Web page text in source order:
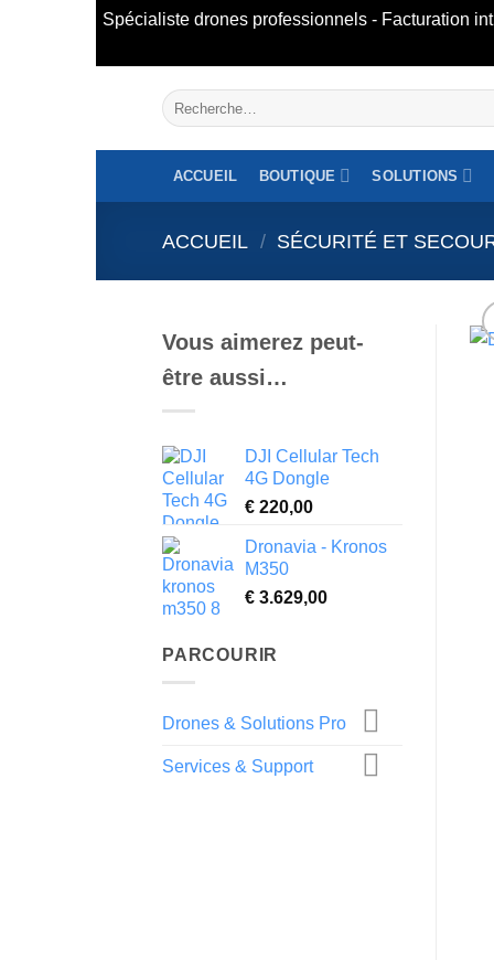
Spécialiste drones professionnels - Facturation
Recherche
pour :
ACCUEIL BOUTIQUE SOLUTIONS
ACCUEIL / SÉCURITÉ ET
Vous aimerez peut-
être aussi…
DJI Cellular Tech
4G Dongle
€ 220,00
Dronavia - Kronos
M350
€ 3.629,00
PARCOURIR
Drones & Solutions Pro
Services & Support